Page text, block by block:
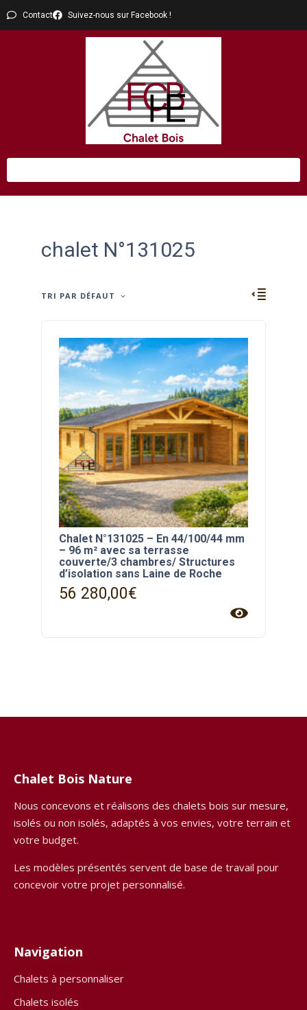
Contact Suivez-nous sur Facebook !
chalet N°131025
TRI PAR DÉFAUT
Chalet N°131025 – En 44/100/44 mm
– 96 m² avec sa terrasse
couverte/3 chambres/ Structures
d’isolation sans Laine de Roche
56 280,00€
Chalet Bois Nature
Nous concevons et réalisons des chalets bois sur mesure,
isolés ou non isolés, adaptés à vos envies, votre terrain et
votre budget.
Les modèles présentés servent de base de travail pour
concevoir votre projet personnalisé.
Navigation
Chalets à personnaliser
Chalets isolés